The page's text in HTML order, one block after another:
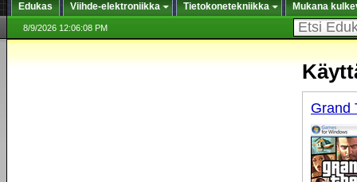
Edukas Viihde-elektroniikka Tietokonetekniikka Mukana
8/9/2026 12:06:08 PM
Grand